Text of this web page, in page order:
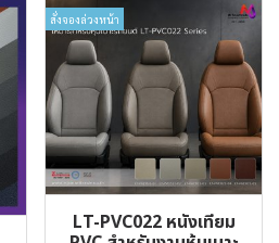
สั่งจองล่วงหน้า
LT-PVC022 หนังเทียม